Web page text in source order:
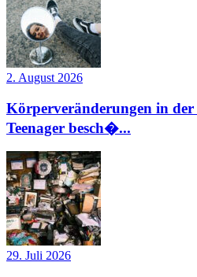
2. August 2026
Körperveränderungen in
Teenager besch�...
29. Juli 2026